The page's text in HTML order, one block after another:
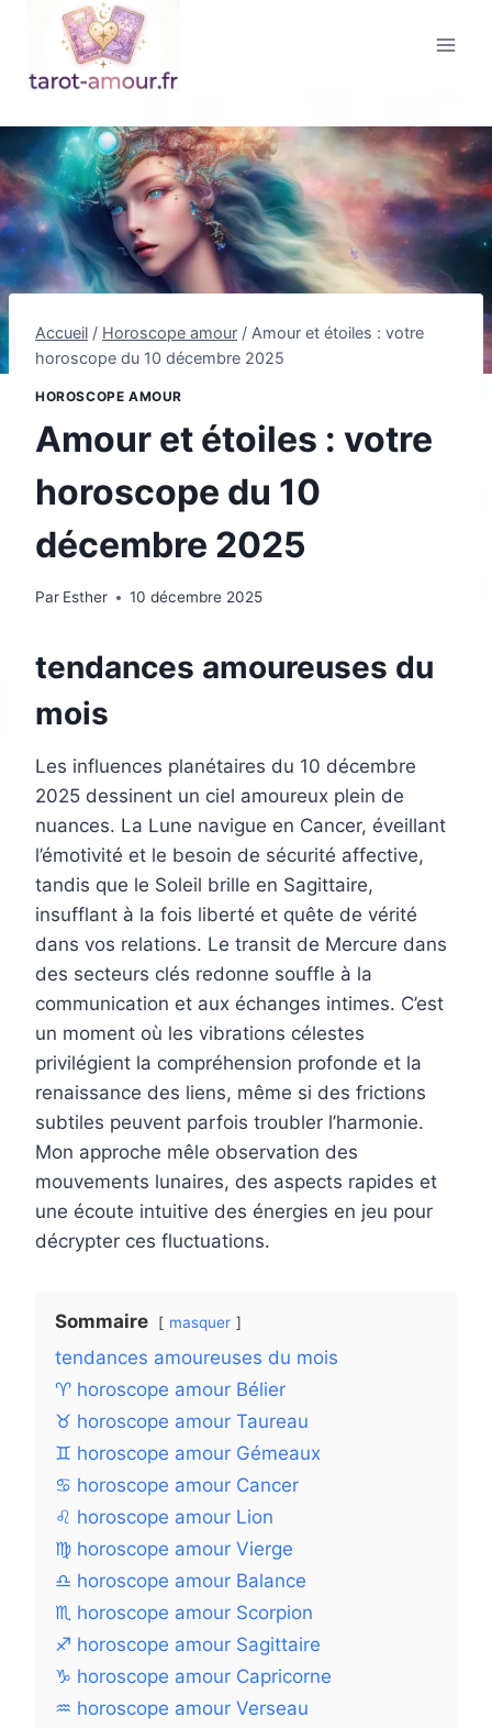
contenu
Accueil / Horoscope amour / Amour et étoiles : votre
horoscope du 10 décembre 2025
HOROSCOPE AMOUR
Amour et étoiles : votre
horoscope du 10
décembre 2025
Par Esther 10 décembre 2025
tendances amoureuses du
mois
Les influences planétaires du 10 décembre
2025 dessinent un ciel amoureux plein de
nuances. La Lune navigue en Cancer, éveillant
l’émotivité et le besoin de sécurité affective,
tandis que le Soleil brille en Sagittaire,
insufflant à la fois liberté et quête de vérité
dans vos relations. Le transit de Mercure dans
des secteurs clés redonne souffle à la
communication et aux échanges intimes. C’est
un moment où les vibrations célestes
privilégient la compréhension profonde et la
renaissance des liens, même si des frictions
subtiles peuvent parfois troubler l’harmonie.
Mon approche mêle observation des
mouvements lunaires, des aspects rapides et
une écoute intuitive des énergies en jeu pour
décrypter ces fluctuations.
Sommaire masquer
tendances amoureuses du mois
♈ horoscope amour Bélier
♉ horoscope amour Taureau
♊ horoscope amour Gémeaux
♋ horoscope amour Cancer
♌ horoscope amour Lion
♍ horoscope amour Vierge
♎ horoscope amour Balance
♏ horoscope amour Scorpion
♐ horoscope amour Sagittaire
♑ horoscope amour Capricorne
♒ horoscope amour Verseau